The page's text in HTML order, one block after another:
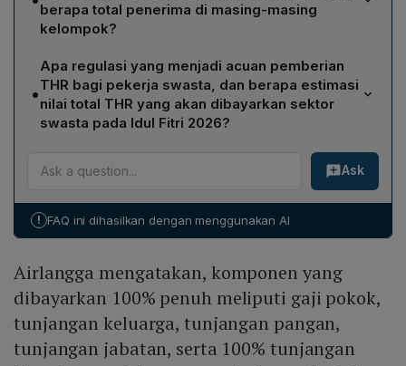
dibandingkan alokasi tahun lalu.
berapa total penerima di masing-masing
kelompok?
Anggaran THR dibagi menjadi tiga kelompok: Rp 22,2
triliun untuk 2,4 juta ASN Pusat, Rp 20,2 triliun untuk 4,3
juta ASN Daerah, dan Rp 12,7 triliun untuk 3,8 juta
pensiunan. Total penerima mencapai 10,5 juta orang.
•
Apa regulasi yang menjadi acuan pemberian
THR bagi pekerja swasta, dan berapa estimasi
nilai total THR yang akan dibayarkan sektor
swasta pada Idul Fitri 2026?
Pemberian THR bagi pekerja swasta mengacu pada
Peraturan Pemerintah No. 36/2021 tentang Pengupahan
dan Peraturan Menteri Ketenagakerjaan No. 6/2016
data BPJS Ketenagakerjaan, diperkirakan nilai total
sekitar 26,5 juta pekerja.
Ask
! FAQ ini dihasilkan dengan menggunakan AI
Airlangga mengatakan, komponen yang
dibayarkan 100% penuh meliputi gaji pokok,
tunjangan keluarga, tunjangan pangan,
tunjangan jabatan, serta 100% tunjangan